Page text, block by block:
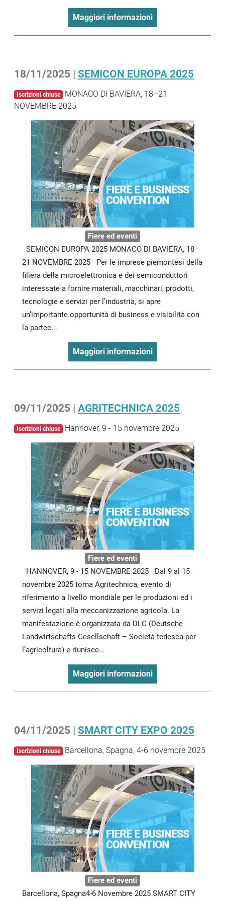
Maggiori informazioni
18/11/2025 | SEMICON EUROPA 2025
Iscrizioni chiuse MONACO DI BAVIERA, 18–21
NOVEMBRE 2025
Fiere ed eventi
SEMICON EUROPA 2025 MONACO DI BAVIERA, 18–
21 NOVEMBRE 2025 Per le imprese piemontesi della
filiera della microelettronica e dei semiconduttori
interessate a fornire materiali, macchinari, prodotti,
tecnologie e servizi per l’industria, si apre
un’importante opportunità di business e visibilità con
la partec...
Maggiori informazioni
09/11/2025 | AGRITECHNICA 2025
Iscrizioni chiuse Hannover, 9 - 15 novembre 2025
Fiere ed eventi
HANNOVER, 9 - 15 NOVEMBRE 2025 Dal 9 al 15
novembre 2025 torna Agritechnica, evento di
riferimento a livello mondiale per le produzioni ed i
servizi legati alla meccanizzazione agricola. La
manifestazione è organizzata da DLG (Deutsche
Landwirtschafts Gesellschaft – Società tedesca per
l’agricoltura) e riunisce...
Maggiori informazioni
04/11/2025 | SMART CITY EXPO 2025
Iscrizioni chiuse Barcellona, Spagna, 4-6 novembre 2025
Fiere ed eventi
Barcellona, Spagna4-6 Novembre 2025 SMART CITY